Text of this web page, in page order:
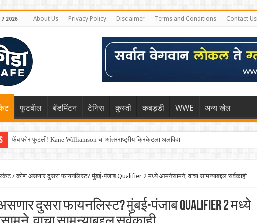
7 2026 About Us Privacy Policy Disclaimer Terms and Conditions Contact Us
फुटबॅाल बॅडमिंटन टेनिस कुस्ती कबड्डी WWE अन्य खेल
फॅब फोर फुटली! Kane Williamson चा आंतरराष्ट्रीय क्रिकेटला अलविदा
/ कोण असणार दुसरा फायनलिस्ट? मुंबई-पंजाब Qualifier 2 मध्ये आमनेसामने, वाचा सामन्याबद्दल सर्वकाही
दुसरा फायनलिस्ट? मुंबई-पंजाब Qualifier 2 मध्ये